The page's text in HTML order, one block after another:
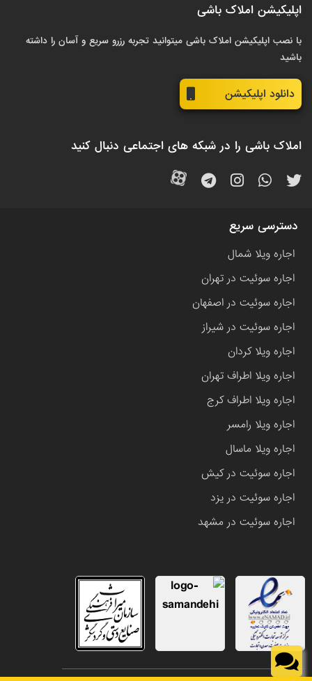
اپلیکیشن املاک باشی
با نصب اپلیکیشن املاک باشی میتوانید تجربه رزرو سریع و آسان را داشته
باشید
دانلود اپلیکیشن
املاک باشی را در شبکه های اجتماعی دنبال کنید
دسترسی سریع
اجاره ویلا شمال
اجاره سوئیت در تهران
اجاره سوئیت در اصفهان
اجاره سوئیت در شیراز
اجاره ویلا کردان
اجاره ویلا اطراف تهران
اجاره ویلا اطراف کرج
اجاره ویلا رامسر
اجاره ویلا ماسال
اجاره سوئیت در کیش
اجاره سوئیت در یزد
اجاره سوئیت در مشهد